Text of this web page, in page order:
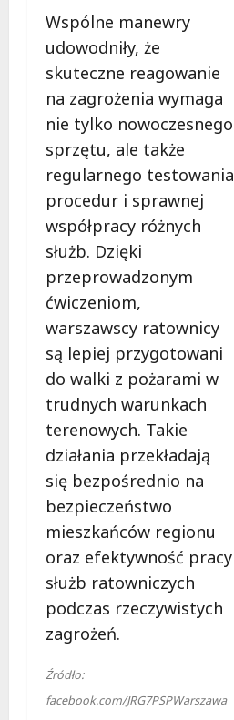
Wspólne manewry
udowodniły, że
skuteczne reagowanie
na zagrożenia wymaga
nie tylko nowoczesnego
sprzętu, ale także
regularnego testowania
procedur i sprawnej
współpracy różnych
służb. Dzięki
przeprowadzonym
ćwiczeniom,
warszawscy ratownicy
są lepiej przygotowani
do walki z pożarami w
trudnych warunkach
terenowych. Takie
działania przekładają
się bezpośrednio na
bezpieczeństwo
mieszkańców regionu
oraz efektywność pracy
służb ratowniczych
podczas rzeczywistych
zagrożeń.
Źródło:
facebook.com/JRG7PSPWarszawa